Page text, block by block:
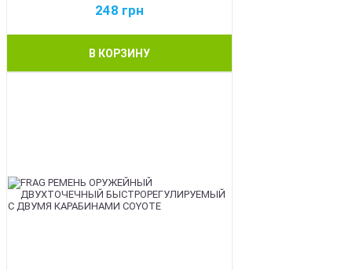
248 грн
В КОРЗИНУ